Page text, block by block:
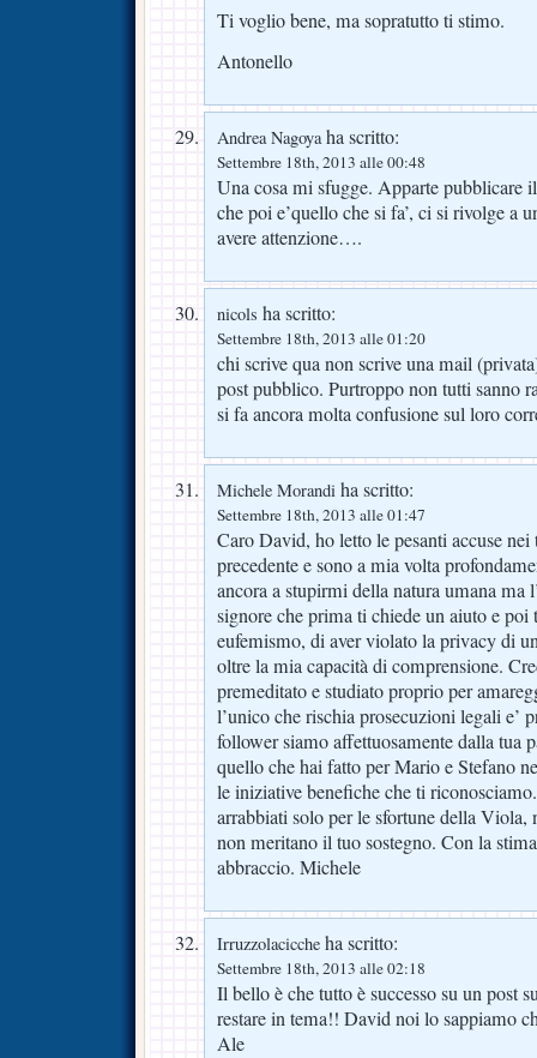
Ti voglio bene, ma sopratutto ti stimo.
Antonello
Andrea Nagoyaha scritto:
Settembre 18th, 2013 alle 00:48
Una cosa mi sfugge. Apparte pubblicare
che poi e’quello che si fa’, ci si rivolge a
avere attenzione….
nicols ha scritto:
Settembre 18th, 2013 alle 01:20
chi scrive qua non scrive una mail
post pubblico. Purtroppo non tutti sanno
si fa ancora molta confusione sul loro
Michele Morandi ha scritto:
Settembre 18th, 2013 alle 01:47
Caro David, ho letto le pesanti accuse
precedente e sono a mia volta
ancora a stupirmi della natura umana ma
signore che prima ti chiede un aiuto e poi
eufemismo, di aver violato la privacy di
oltre la mia capacità di comprensione.
premeditato e studiato proprio per
l’unico che rischia prosecuzioni legali
follower siamo affettuosamente dalla tua
quello che hai fatto per Mario e Stefano
le iniziative benefiche che ti
arrabbiati solo per le sfortune della Viola,
non meritano il tuo sostegno. Con la
abbraccio. Michele
Irruzzolacicche ha scritto:
Settembre 18th, 2013 alle 02:18
Il bello è che tutto è successo su un post
restare in tema!! David noi lo sappiamo
Ale